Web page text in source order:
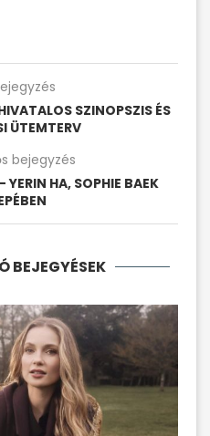
SZINOPSZIS ÉS
ÜTEMTERV
bejegyzés
HA, SOPHIE BAEK
BEJEGYÉSEK